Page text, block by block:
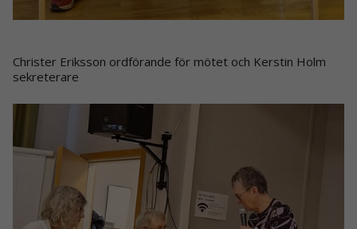
Christer Eriksson ordförande för mötet och Kerstin Holm
sekreterare